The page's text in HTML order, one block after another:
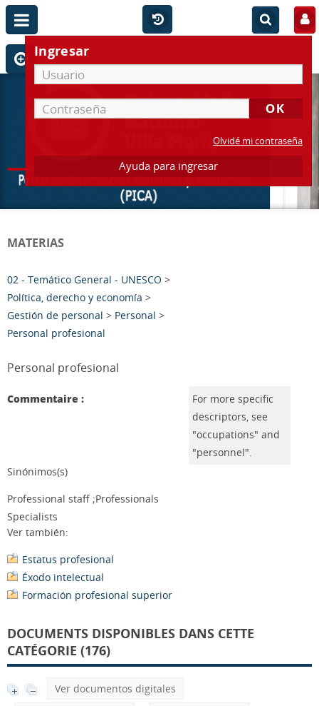
Ingresar
Olvidé mi contraseña
Ayuda para ingresar
MATERIAS
02 - Temático General - UNESCO >
Política, derecho y economía >
Gestión de personal > Personal >
Personal profesional
Personal profesional
Commentaire :
For more specific
descriptors, see
"occupations" and
"personnel".
Sinónimos(s)
Professional staff ;Professionals
Specialists
Ver también:
Estatus profesional
Éxodo intelectual
Formación profesional superior
DOCUMENTS DISPONIBLES DANS CETTE
CATÉGORIE (176)
Ver documentos digitales